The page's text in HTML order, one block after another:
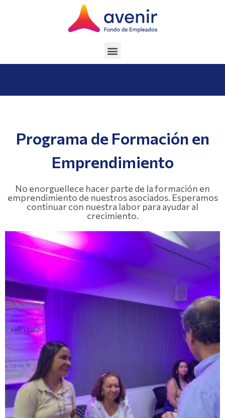
Programa de Formación en
Emprendimiento
No enorguellece hacer parte de la formación en
emprendimiento de nuestros asociados. Esperamos
continuar con nuestra labor para ayudar al
crecimiento.